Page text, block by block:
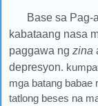
Base sa Pag-
kabataang nasa
paggawa ng zina
depresyon.
mga batang babae
tatlong beses na